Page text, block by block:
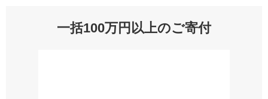
一括100万円以上のご寄付